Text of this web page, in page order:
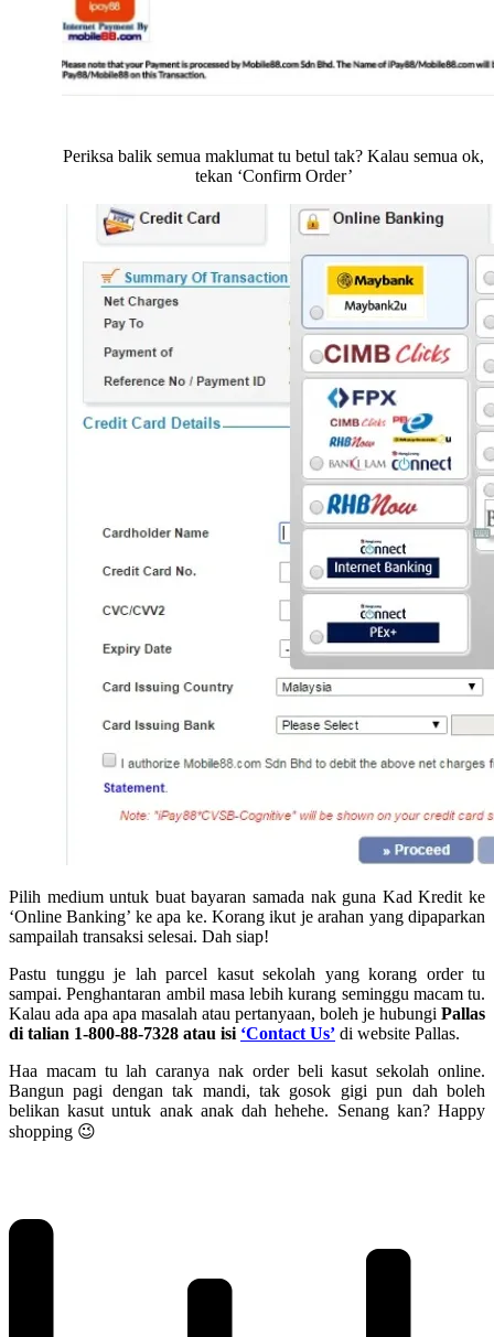
Periksa balik semua maklumat tu betul tak? Kalau semua ok,
tekan ‘Confirm Order’
Pilih medium untuk buat bayaran samada nak guna Kad Kredit ke
‘Online Banking’ ke apa ke. Korang ikut je arahan yang dipaparkan
sampailah transaksi selesai. Dah siap!
Pastu tunggu je lah parcel kasut sekolah yang korang order tu
sampai. Penghantaran ambil masa lebih kurang seminggu macam tu.
Kalau ada apa apa masalah atau pertanyaan, boleh je hubungi Pallas
di talian 1-800-88-7328 atau isi ‘Contact Us’ di website Pallas.
Haa macam tu lah caranya nak order beli kasut sekolah online.
Bangun pagi dengan tak mandi, tak gosok gigi pun dah boleh
belikan kasut untuk anak anak dah hehehe. Senang kan? Happy
shopping 😉